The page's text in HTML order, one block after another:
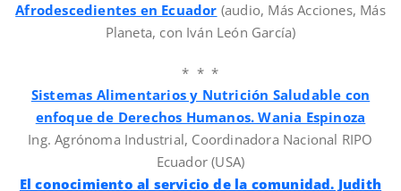
Afrodescedientes en Ecuador (audio, Más Acciones, Más
Planeta, con Iván León García)
* * *
Sistemas Alimentarios y Nutrición Saludable con
enfoque de Derechos Humanos. Wania Espinoza
Ing. Agrónoma Industrial, Coordinadora Nacional RIPO
Ecuador (USA)
El conocimiento al servicio de la comunidad. Judith